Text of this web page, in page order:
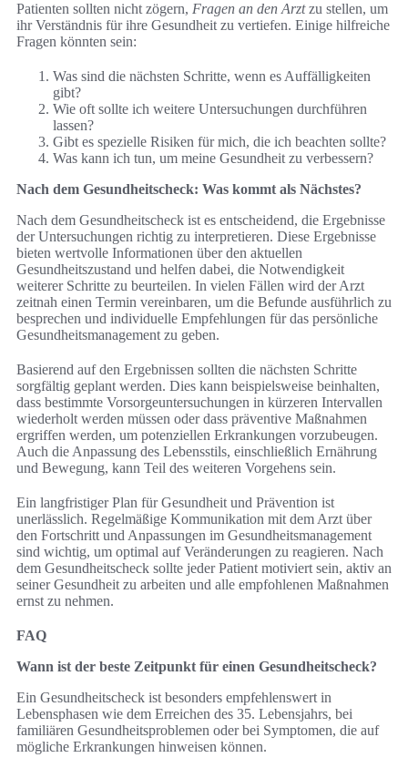
Patienten sollten nicht zögern, Fragen an den Arztzu stellen, um
ihr Verständnis für ihre Gesundheit zu vertiefen. Einige hilfreiche
Fragen könnten sein:
Was sind die nächsten Schritte, wenn es Auffälligkeiten
gibt?
Wie oft sollte ich weitere Untersuchungen durchführen
lassen?
Gibt es spezielle Risiken für mich, die ich beachten sollte?
Was kann ich tun, um meine Gesundheit zu verbessern?
Nach dem Gesundheitscheck: Was kommt als Nächstes?
Nach dem Gesundheitscheck ist es entscheidend, die Ergebnisse
der Untersuchungen richtig zu interpretieren. Diese Ergebnisse
bieten wertvolle Informationen über den aktuellen
Gesundheitszustand und helfen dabei, die Notwendigkeit
weiterer Schritte zu beurteilen. In vielen Fällen wird der Arzt
zeitnah einen Termin vereinbaren, um die Befunde ausführlich zu
besprechen und individuelle Empfehlungen für das persönliche
Gesundheitsmanagement zu geben.
Basierend auf den Ergebnissen sollten die nächsten Schritte
sorgfältig geplant werden. Dies kann beispielsweise beinhalten,
dass bestimmte Vorsorgeuntersuchungen in kürzeren Intervallen
wiederholt werden müssen oder dass präventive Maßnahmen
ergriffen werden, um potenziellen Erkrankungen vorzubeugen.
Auch die Anpassung des Lebensstils, einschließlich Ernährung
und Bewegung, kann Teil des weiteren Vorgehens sein.
Ein langfristiger Plan für Gesundheit und Prävention ist
unerlässlich. Regelmäßige Kommunikation mit dem Arzt über
den Fortschritt und Anpassungen im Gesundheitsmanagement
sind wichtig, um optimal auf Veränderungen zu reagieren. Nach
dem Gesundheitscheck sollte jeder Patient motiviert sein, aktiv an
seiner Gesundheit zu arbeiten und alle empfohlenen Maßnahmen
ernst zu nehmen.
FAQ
Wann ist der beste Zeitpunkt für einen Gesundheitscheck?
Ein Gesundheitscheck ist besonders empfehlenswert in
Lebensphasen wie dem Erreichen des 35. Lebensjahrs, bei
familiären Gesundheitsproblemen oder bei Symptomen, die auf
mögliche Erkrankungen hinweisen können.